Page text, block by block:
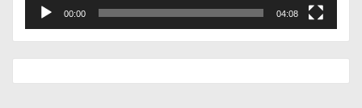
00:00 04:08